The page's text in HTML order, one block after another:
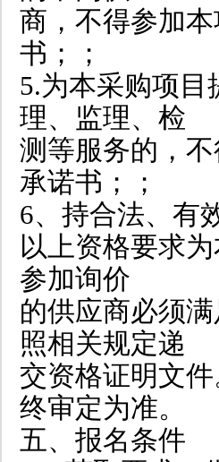
商，不得参加
书；；
5.为本采购项
理、监理、检
测等服务的，
承诺书；；
6、持合法、有
以上资格要求
参加询价
的供应商必须
照相关规定递
交资格证明文
终审定为准。
五、报名条件